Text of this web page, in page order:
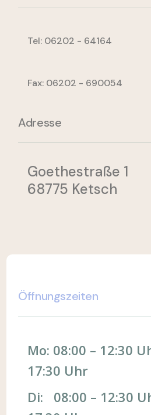
Tel: 06202 - 64164
Fax: 06202 - 690054
Adresse
Goethestraße 1
68775 Ketsch
Öffnungszeiten
Mo: 08:00 – 12:30
17:30 Uhr
Di: 08:00 – 12:30